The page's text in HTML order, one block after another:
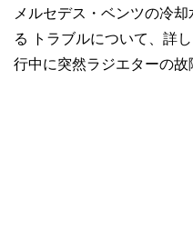
メルセデス・ベンツの冷
る トラブルについて、詳
行中に突然ラジエターの